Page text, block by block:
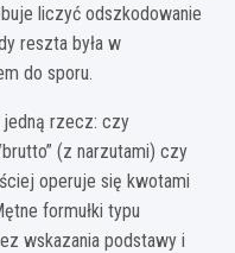
liczyć odszkodowanie
reszta była w
do sporu.
rzecz: czy
(z narzutami) czy
operuje się kwotami
formułki typu
wskazania podstawy i